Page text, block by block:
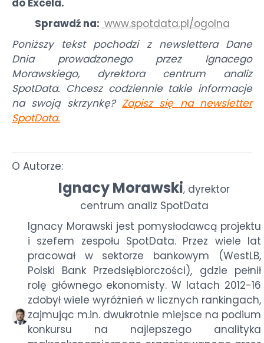
do Excela.
Sprawdź na: www.spotdata.pl/ogolna
Poniższy tekst pochodzi z newslettera Dane
Dnia prowadzonego przez Ignacego
Morawskiego, dyrektora centrum analiz
SpotData. Chcesz codziennie takie informacje
na swoją skrzynkę? Zapisz się na newsletter
SpotData.
O Autorze:
Ignacy Morawski, dyrektor
centrum analiz SpotData
Ignacy Morawski jest pomysłodawcą projektu
i szefem zespołu SpotData. Przez wiele lat
pracował w sektorze bankowym (WestLB,
Polski Bank Przedsiębiorczości), gdzie pełnił
rolę głównego ekonomisty. W latach 2012-16
zdobył wiele wyróżnień w licznych rankingach,
zajmując m.in. dwukrotnie miejsce na podium
konkursu na najlepszego analityka